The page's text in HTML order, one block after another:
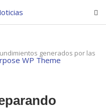
generados por las